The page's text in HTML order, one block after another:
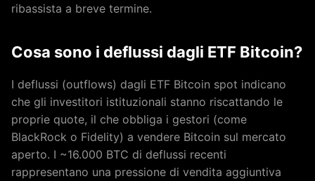
ribassista a breve termine.
Cosa sono i deflussi dagli ETF Bitcoin?
I deflussi (outflows) dagli ETF Bitcoin spot indicano
che gli investitori istituzionali stanno riscattando le
proprie quote, il che obbliga i gestori (come
BlackRock o Fidelity) a vendere Bitcoin sul mercato
aperto. I ~16.000 BTC di deflussi recenti
rappresentano una pressione di vendita aggiuntiva